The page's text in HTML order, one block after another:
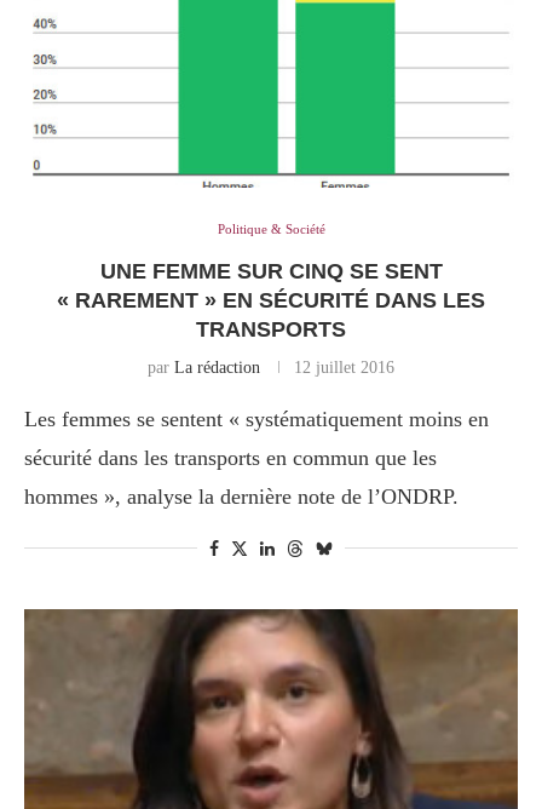
Politique & Société
UNE FEMME SUR CINQ SE SENT
« RAREMENT » EN SÉCURITÉ DANS LES
TRANSPORTS
par La rédaction 12 juillet 2016
Les femmes se sentent « systématiquement moins en
sécurité dans les transports en commun que les
hommes », analyse la dernière note de l’ONDRP.